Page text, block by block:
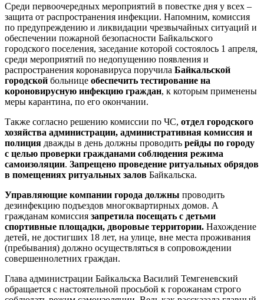
Среди первоочередных мероприятий в повестке дня у всех –
защита от распространения инфекции. Напомним, комиссия
по предупреждению и ликвидации чрезвычайных ситуаций и
обеспечении пожарной безопасности Байкальского
городского поселения, заседание которой состоялось 1 апреля,
среди мероприятий по недопущению появления и
распространения коронавируса поручила Байкальской
городской больнице обеспечить тестирование на
короновирусную инфекцию граждан, к которым применены
меры карантина, по его окончании.
Также согласно решению комиссии по ЧС, отдел городского
хозяйства администрации, административная комиссия и
полиция дважды в день должны проводить рейды по городу
с целью проверки гражданами соблюдения режима
самоизоляции. Запрещено проведение ритуальных обрядов
в помещениях ритуальных залов Байкальска.
Управляющие компании города должны проводить
дезинфекцию подъездов многоквартирных домов. А
гражданам комиссия запретила посещать с детьми
спортивные площадки, дворовые территории. Нахождение
детей, не достигших 18 лет, на улице, вне места проживания
(пребывания) должно осуществляться в сопровождении
совершеннолетних граждан.
Глава администрации Байкальска Василий Темгеневский
обращается с настоятельной просьбой к горожанам строго